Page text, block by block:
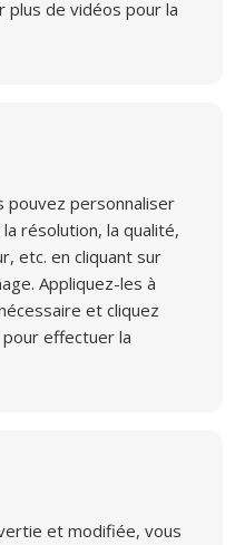
plus de vidéos pour la
pouvez personnaliser
résolution, la qualité,
etc. en cliquant sur
Appliquez-les à
et cliquez
effectuer la
et modifiée, vous